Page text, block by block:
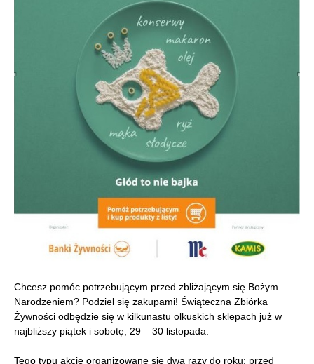
Chcesz pomóc potrzebującym przed zbliżającym się Bożym
Narodzeniem? Podziel się zakupami! Świąteczna Zbiórka
Żywności odbędzie się w kilkunastu olkuskich sklepach już w
najbliższy piątek i sobotę, 29 – 30 listopada.
Tego typu akcje organizowane się dwa razy do roku: przed